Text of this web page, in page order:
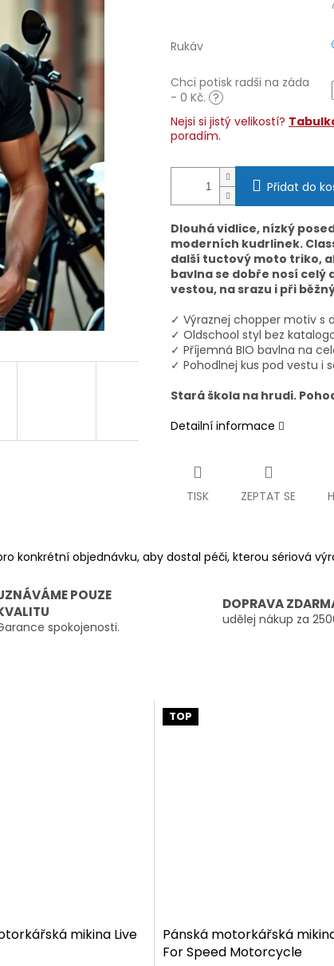
Rukáv
Chci potisk radši na záda
- 0 Kč. ?
Nejsi si jistý velikostí?
poradím.
Přidat do
Dlouhá vidlice, nízký
moderních kudrlinek.
další tuctový moto triko,
bavlna se dobře nosí celý
vestou, na srazu i při
✓ Výraznej chopper motiv s
✓ Oldschool styl bez
✓ Příjemná BIO bavlna na
✓ Pohodlnej kus pod vestu i
Stará škola na hrudi.
Detailní informace
TISK ZEPTAT SE
konkrétní objednávku, aby dostal péči, kterou sériová
POUZE
spokojenosti.
DOPRAVA
udělej nákup za
mikina Live
TOP
Pánská motorkářská
For Speed Motorcycle